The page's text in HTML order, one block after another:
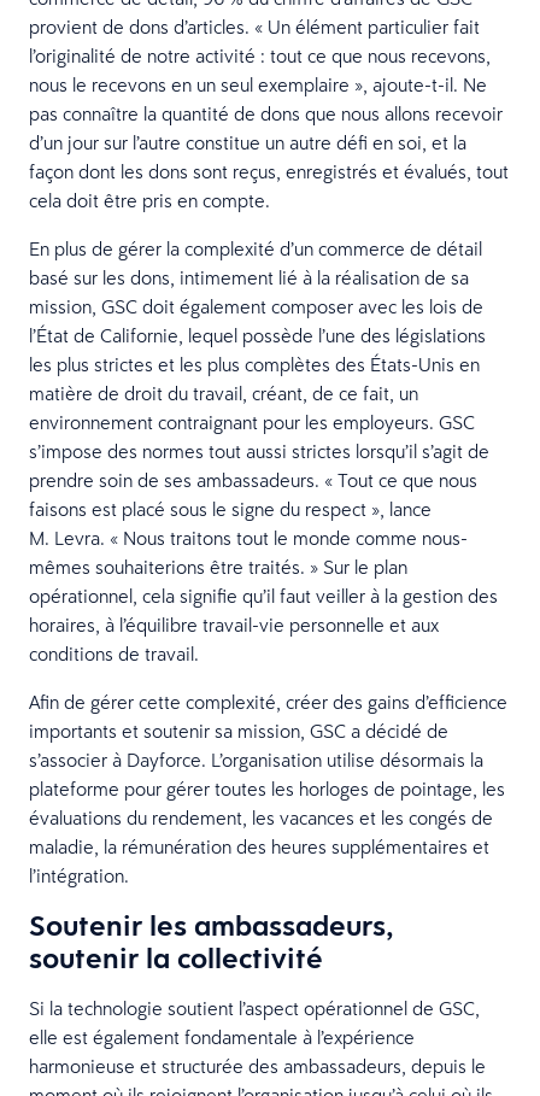
provient de dons d’articles. « Un élément particulier fait
l’originalité de notre activité : tout ce que nous recevons,
nous le recevons en un seul exemplaire », ajoute-t-il. Ne
pas connaître la quantité de dons que nous allons recevoir
d’un jour sur l’autre constitue un autre défi en soi, et la
façon dont les dons sont reçus, enregistrés et évalués, tout
cela doit être pris en compte.
En plus de gérer la complexité d’un commerce de détail
basé sur les dons, intimement lié à la réalisation de sa
mission, GSC doit également composer avec les lois de
l’État de Californie, lequel possède l’une des législations
les plus strictes et les plus complètes des États-Unis en
matière de droit du travail, créant, de ce fait, un
environnement contraignant pour les employeurs. GSC
s’impose des normes tout aussi strictes lorsqu’il s’agit de
prendre soin de ses ambassadeurs. « Tout ce que nous
faisons est placé sous le signe du respect », lance
M. Levra. « Nous traitons tout le monde comme nous-
mêmes souhaiterions être traités. » Sur le plan
opérationnel, cela signifie qu’il faut veiller à la gestion des
horaires, à l’équilibre travail-vie personnelle et aux
conditions de travail.
Afin de gérer cette complexité, créer des gains d’efficience
importants et soutenir sa mission, GSC a décidé de
s’associer à Dayforce. L’organisation utilise désormais la
plateforme pour gérer toutes les horloges de pointage, les
évaluations du rendement, les vacances et les congés de
maladie, la rémunération des heures supplémentaires et
l’intégration.
Soutenir les ambassadeurs,
soutenir la collectivité
Si la technologie soutient l’aspect opérationnel de GSC,
elle est également fondamentale à l’expérience
harmonieuse et structurée des ambassadeurs, depuis le